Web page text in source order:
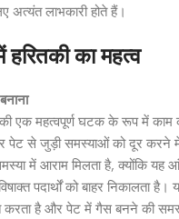
अत्यंत लाभकारी होते हैं।
का महत्व
एक महत्वपूर्ण घटक के रूप में काम
पेट से जुड़ी समस्याओं को दूर करने
में आराम मिलता है, क्योंकि यह
पदार्थों को बाहर निकालता है।
है और पेट में गैस बनने की